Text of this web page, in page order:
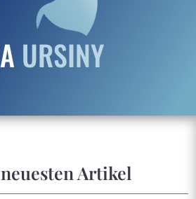
URSINY
Artikel